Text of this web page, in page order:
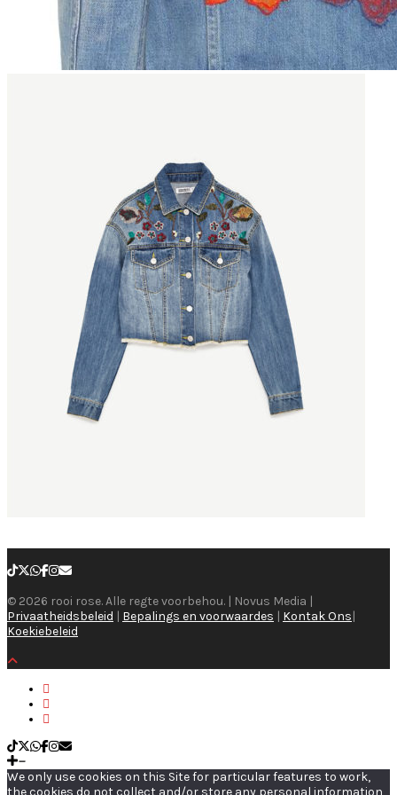
© 2026 rooi rose. Alle regte voorbehou. | Novus Media |
Privaatheidsbeleid | Bepalings en voorwaardes | Kontak Ons|
Koekiebeleid
We only use cookies on this Site for particular features to work,